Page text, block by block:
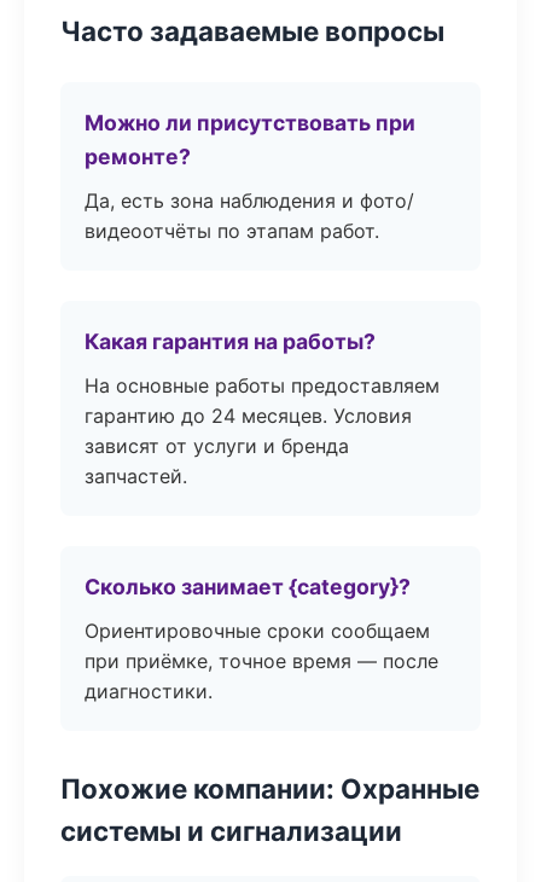
Часто задаваемые вопросы
Можно ли присутствовать при
ремонте?
Да, есть зона наблюдения и фото/
видеоотчёты по этапам работ.
Какая гарантия на работы?
На основные работы предоставляем
гарантию до 24 месяцев. Условия
зависят от услуги и бренда
запчастей.
Сколько занимает {category}?
Ориентировочные сроки сообщаем
при приёмке, точное время — после
диагностики.
Похожие компании: Охранные
системы и сигнализации